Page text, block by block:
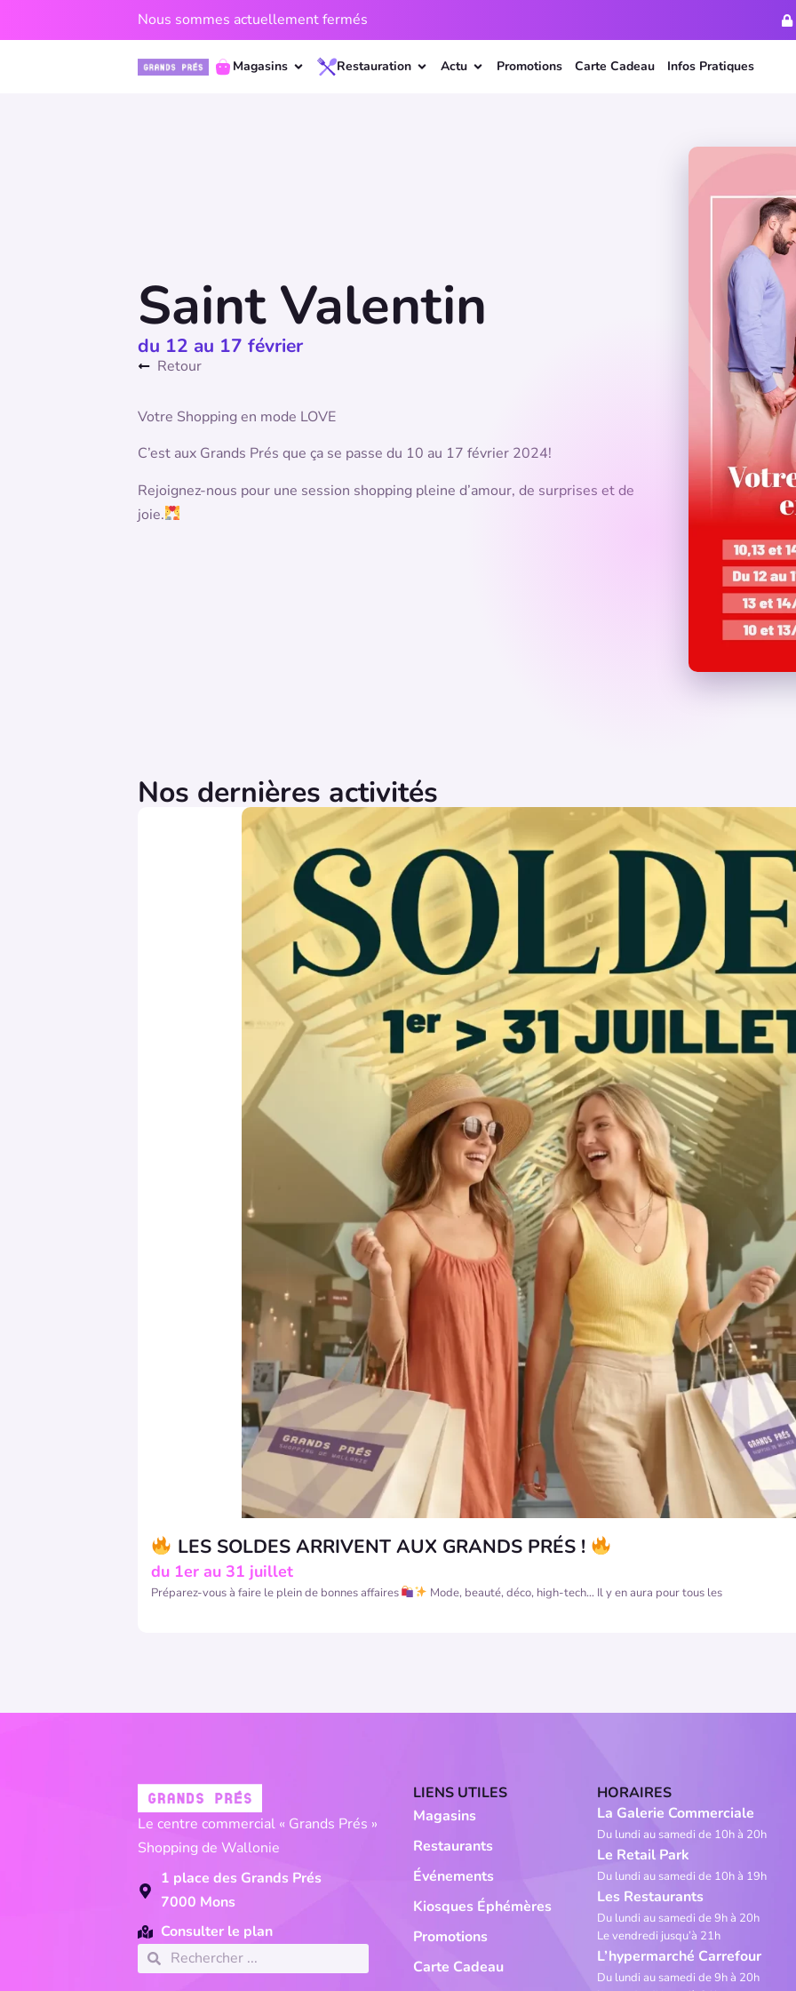
Nous sommes actuellement fermés
Magasins Restauration Actu Promotions Carte Cadeau Infos Pratiques
Saint Valentin
du 12 au 17 février
Retour
Votre Shopping en mode LOVE
C’est aux Grands Prés que ça se passe du 10 au 17 février 2024!
Rejoignez-nous pour une session shopping pleine d’amour, de surprises et de
joie.
Nos dernières activités
LES SOLDES ARRIVENT AUX GRANDS PRÉS !
du 1er au 31 juillet
Préparez-vous à faire le plein de bonnes affaires Mode, beauté, déco, high-tech… Il y en aura pour tous les
Le centre commercial « Grands Prés »
Shopping de Wallonie
1 place des Grands Prés
7000 Mons
Consulter le plan
LIENS UTILES
Magasins
Restaurants
Événements
Kiosques Éphémères
Promotions
Carte Cadeau
HORAIRES
La Galerie Commerciale
Du lundi au samedi de 10h à 20h
Le Retail Park
Du lundi au samedi de 10h à 19h
Les Restaurants
Du lundi au samedi de 9h à 20h
Le vendredi jusqu’à 21h
L’hypermarché Carrefour
Du lundi au samedi de 9h à 20h